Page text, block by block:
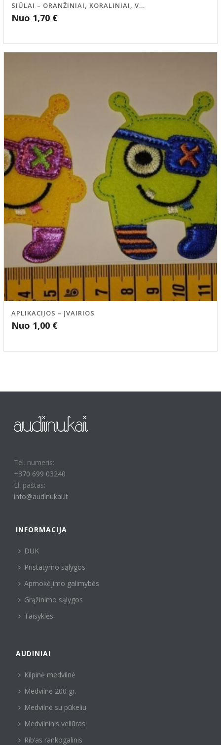
SIŪLAI – ORANŽINIAI, KORALINIAI, V...
Nuo 1,70 €
APLIKACIJOS – ĮVAIRIOS
Nuo 1,00 €
Tel. numeris:
+370 699 03240
El. paštas:
info@audinukai.lt
INFORMACIJA
DUK
Pristatymo sąlygos
Apmokėjimo galimybės
Grąžinimo sąlygos
Taisyklės
AUDINIAI
Kilpinė medvilnė
Medvilnė 200 gr.
Medvilnė su pūkeliu
Medvilninis veliūras
Rib’as rankogalinis